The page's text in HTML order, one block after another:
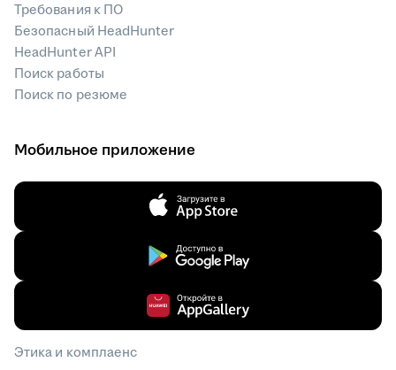
Требования к ПО
Безопасный HeadHunter
HeadHunter API
Поиск работы
Поиск по резюме
Мобильное приложение
Этика и комплаенс